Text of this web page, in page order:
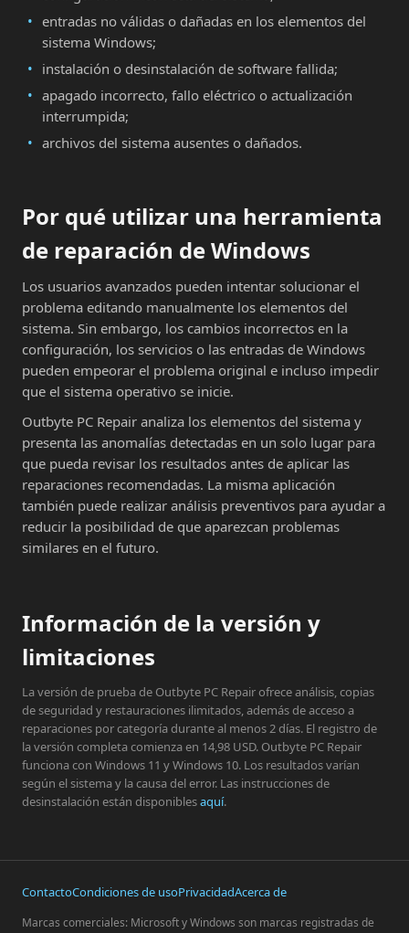
entradas no válidas o dañadas en los elementos del
sistema Windows;
instalación o desinstalación de software fallida;
apagado incorrecto, fallo eléctrico o actualización
interrumpida;
archivos del sistema ausentes o dañados.
Por qué utilizar una herramienta
de reparación de Windows
Los usuarios avanzados pueden intentar solucionar el
problema editando manualmente los elementos del
sistema. Sin embargo, los cambios incorrectos en la
configuración, los servicios o las entradas de Windows
pueden empeorar el problema original e incluso impedir
que el sistema operativo se inicie.
Outbyte PC Repair analiza los elementos del sistema y
presenta las anomalías detectadas en un solo lugar para
que pueda revisar los resultados antes de aplicar las
reparaciones recomendadas. La misma aplicación
también puede realizar análisis preventivos para ayudar a
reducir la posibilidad de que aparezcan problemas
similares en el futuro.
Información de la versión y
limitaciones
La versión de prueba de Outbyte PC Repair ofrece análisis, copias
de seguridad y restauraciones ilimitados, además de acceso a
reparaciones por categoría durante al menos 2 días. El registro de
la versión completa comienza en 14,98 USD. Outbyte PC Repair
funciona con Windows 11 y Windows 10. Los resultados varían
según el sistema y la causa del error. Las instrucciones de
desinstalación están disponiblesaquí.
ContactoCondiciones de usoPrivacidadAcerca de
Marcas comerciales: Microsoft y Windows son marcas registradas de